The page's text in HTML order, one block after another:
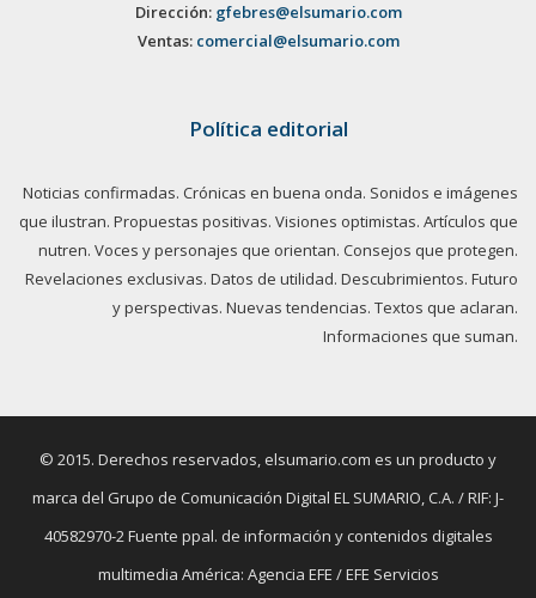
Dirección: gfebres@elsumario.com
Ventas: comercial@elsumario.com
Política editorial
Noticias confirmadas. Crónicas en buena onda. Sonidos e imágenes
que ilustran. Propuestas positivas. Visiones optimistas. Artículos que
nutren. Voces y personajes que orientan. Consejos que protegen.
Revelaciones exclusivas. Datos de utilidad. Descubrimientos. Futuro
y perspectivas. Nuevas tendencias. Textos que aclaran.
Informaciones que suman.
© 2015. Derechos reservados, elsumario.com es un producto y
marca del Grupo de Comunicación Digital EL SUMARIO, C.A. / RIF: J-
40582970-2 Fuente ppal. de información y contenidos digitales
multimedia América: Agencia EFE / EFE Servicios